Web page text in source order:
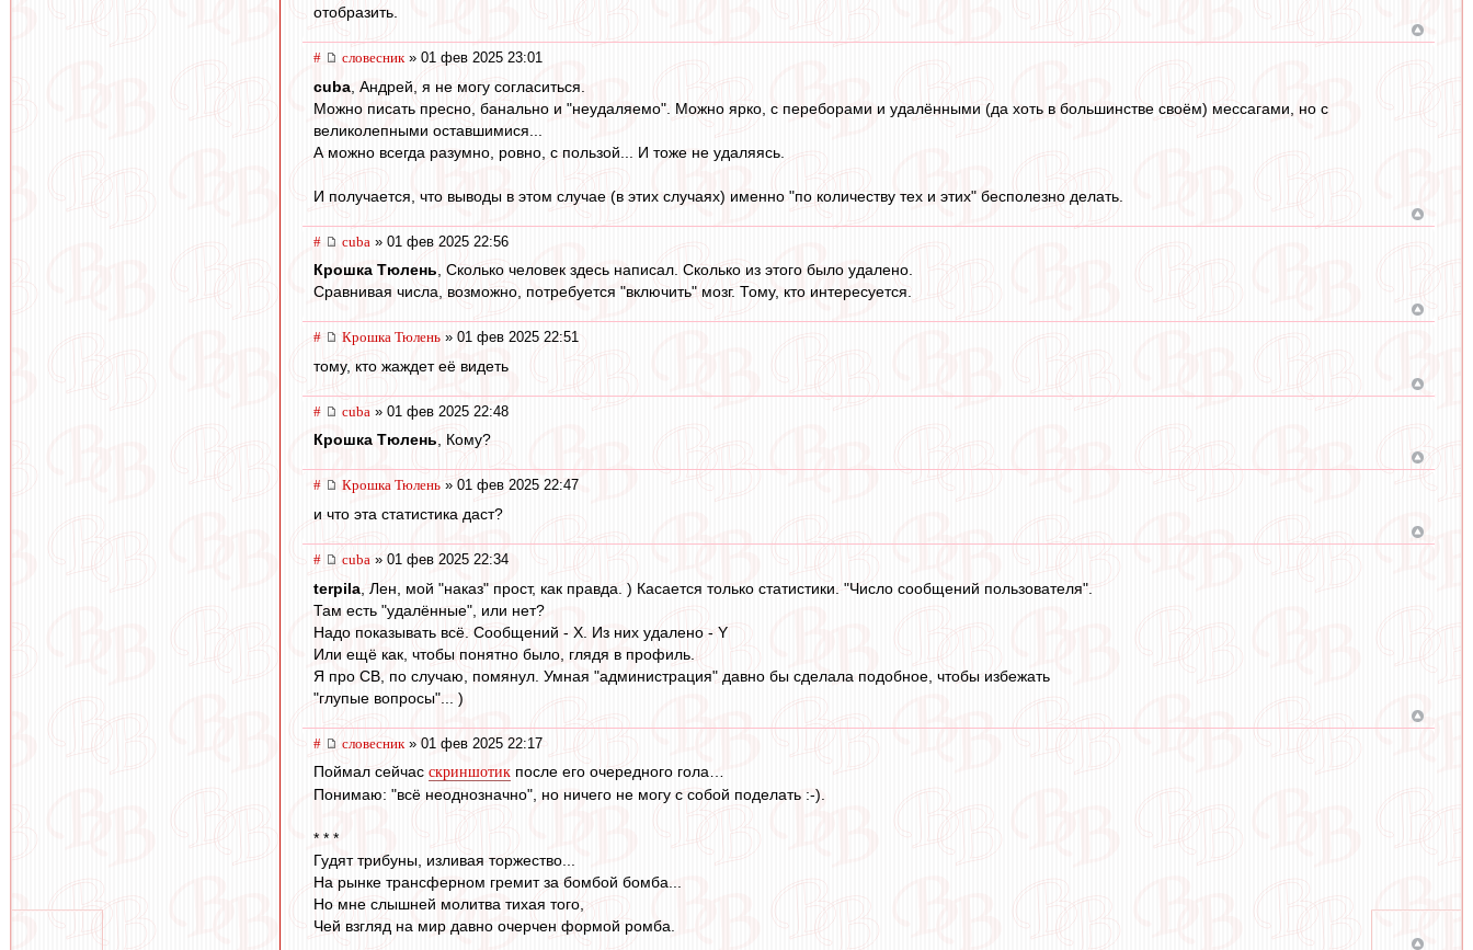
отобразить.
# словесник » 01 фев 2025 23:01
cuba , Андрей, я не могу согласиться.
Можно писать пресно, банально и "неудаляемо". Можно ярко, с переборами и удалёнными (да хоть в большинстве своём) мессагами, но с
великолепными оставшимися...
А можно всегда разумно, ровно, с пользой... И тоже не удаляясь.
И получается, что выводы в этом случае (в этих случаях) именно "по количеству тех и этих" бесполезно делать.
# cuba » 01 фев 2025 22:56
Крошка Тюлень, Сколько человек здесь написал. Сколько из этого было удалено.
Сравнивая числа, возможно, потребуется "включить" мозг. Тому, кто интересуется.
# Крошка Тюлень » 01 фев 2025 22:51
тому, кто жаждет её видеть
# cuba » 01 фев 2025 22:48
Крошка Тюлень, Кому?
# Крошка Тюлень » 01 фев 2025 22:47
и что эта статистика даст?
# cuba » 01 фев 2025 22:34
terpila , Лен, мой "наказ" прост, как правда. ) Касается только статистики. "Число сообщений пользователя".
Там есть "удалённые", или нет?
Надо показывать всё. Сообщений - Х. Из них удалено - Y
Или ещё как, чтобы понятно было, глядя в профиль.
Я про СВ, по случаю, помянул. Умная "администрация" давно бы сделала подобное, чтобы избежать
"глупые вопросы"... )
# словесник » 01 фев 2025 22:17
Поймал сейчас скриншотик после его очередного гола…
Понимаю: "всё неоднозначно", но ничего не могу с собой поделать :-).
* * *
Гудят трибуны, изливая торжество...
На рынке трансферном гремит за бомбой бомба...
Но мне слышней молитва тихая того,
Чей взгляд на мир давно очерчен формой ромба.